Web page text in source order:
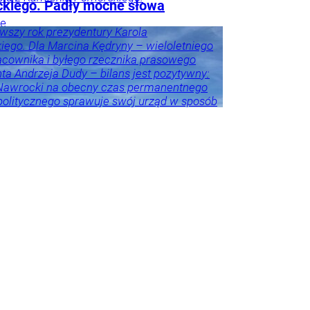
Padły mocne słowa
rok prezydentury Karola
Dla Marcina Kędryny – wieloletniego
i byłego rzecznika prasowego
Andrzeja Dudy – bilans jest pozytywny:
na obecny czas permanentnego
sprawuje swój urząd w sposób